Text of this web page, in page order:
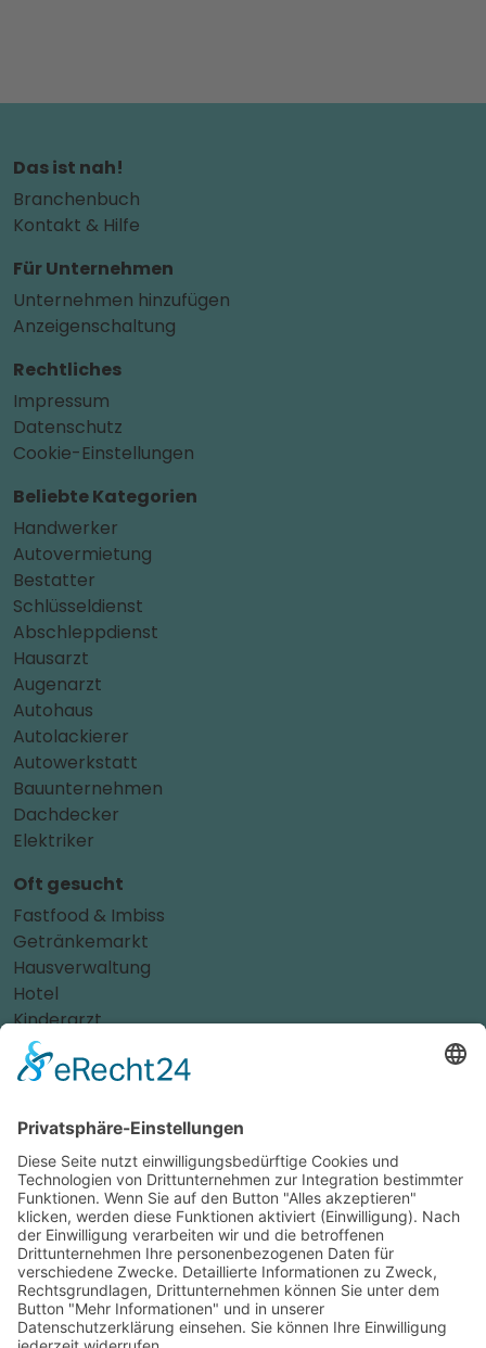
Das ist nah!
Branchenbuch
Kontakt & Hilfe
Für Unternehmen
Unternehmen hinzufügen
Anzeigenschaltung
Rechtliches
Impressum
Datenschutz
Cookie-Einstellungen
Beliebte Kategorien
Handwerker
Autovermietung
Bestatter
Schlüsseldienst
Abschleppdienst
Hausarzt
Augenarzt
Autohaus
Autolackierer
Autowerkstatt
Bauunternehmen
Dachdecker
Elektriker
Oft gesucht
Fastfood & Imbiss
Getränkemarkt
Hausverwaltung
Hotel
Kinderarzt
Personalvermittler
Weitere Sportvereine
Zahnarzt
Tennis
Tankstelle
Tierbedarf
Parken
Für Ihr Unternehmen
Sichern Sie sich die Vorteile vondas ist nah! Mit uns
erreichen Sie neue Kunden und bleiben Ihren